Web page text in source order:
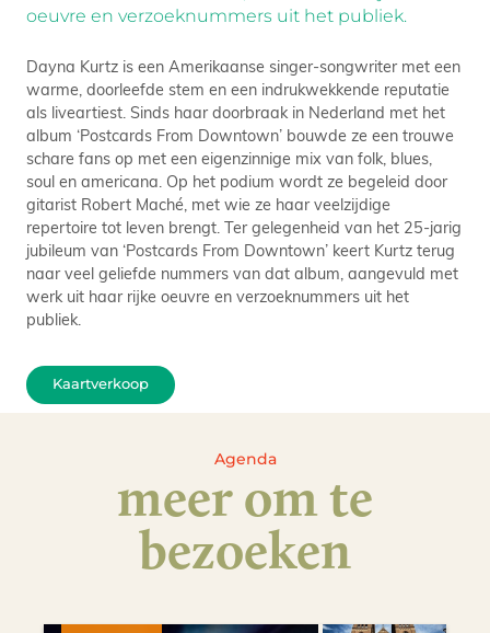
oeuvre en verzoeknummers uit het publiek.
Dayna Kurtz is een Amerikaanse singer-songwriter met een
warme, doorleefde stem en een indrukwekkende reputatie
als liveartiest. Sinds haar doorbraak in Nederland met het
album ‘Postcards From Downtown’ bouwde ze een trouwe
schare fans op met een eigenzinnige mix van folk, blues,
soul en americana. Op het podium wordt ze begeleid door
gitarist Robert Maché, met wie ze haar veelzijdige
repertoire tot leven brengt. Ter gelegenheid van het 25-jarig
jubileum van ‘Postcards From Downtown’ keert Kurtz terug
naar veel geliefde nummers van dat album, aangevuld met
werk uit haar rijke oeuvre en verzoeknummers uit het
publiek.
Kaartverkoop
Agenda
meer om te
bezoeken